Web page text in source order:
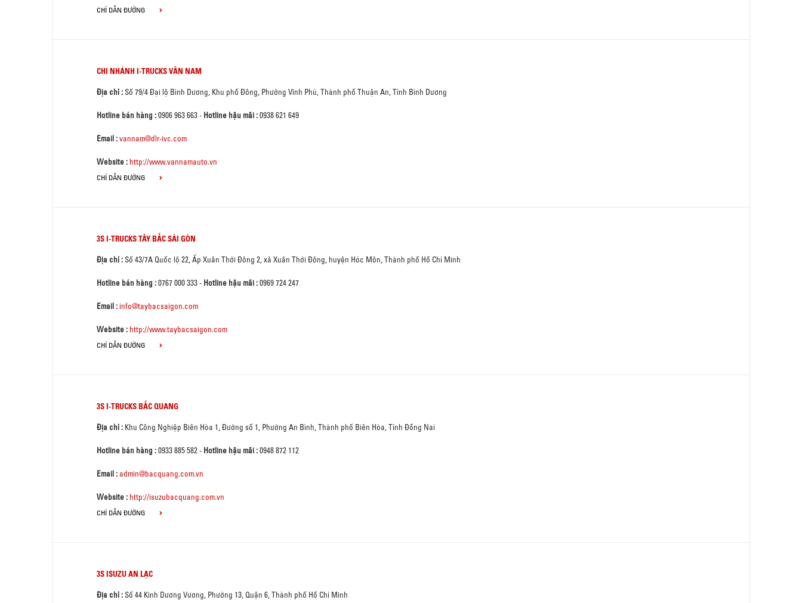
CHỈ DẪN ĐƯỜNG
CHI NHÁNH I-TRUCKS VÂN NAM
Địa chỉ :Số 79/4 Đại lộ Bình Dương, Khu phố Đông, Phường Vĩnh Phú, Thành phố Thuận An, Tỉnh Bình Dương
Hotline bán hàng :0906 963 663- Hotline hậu mãi :0938 621 649
Email :vannam@dlr-ivc.com
Website : http://www.vannamauto.vn
CHỈ DẪN ĐƯỜNG
3S I-TRUCKS TÂY BẮC SÀI GÒN
Địa chỉ :Số 43/7A Quốc lộ 22, Ấp Xuân Thới Đông 2, xã Xuân Thới Đông, huyện Hóc Môn, Thành phố Hồ Chí Minh
Hotline bán hàng :0767 000 333- Hotline hậu mãi :0969 724 247
Email :info@taybacsaigon.com
Website : http://www.taybacsaigon.com
CHỈ DẪN ĐƯỜNG
3S I-TRUCKS BẮC QUANG
Địa chỉ : Khu Công Nghiệp Biên Hòa 1, Đường số 1, Phường An Bình, Thành phố Biên Hòa, Tỉnh Đồng Nai
Hotline bán hàng :0933 885 582- Hotline hậu mãi :0948 872 112
Email :admin@bacquang.com.vn
Website : http://isuzubacquang.com.vn
CHỈ DẪN ĐƯỜNG
3S ISUZU AN LẠC
Địa chỉ :Số 44 Kinh Dương Vương, Phường 13, Quận 6, Thành phố Hồ Chí Minh